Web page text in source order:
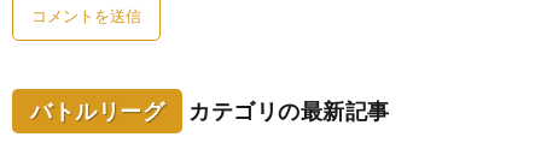
バトルリーグ カテゴリの最新記事